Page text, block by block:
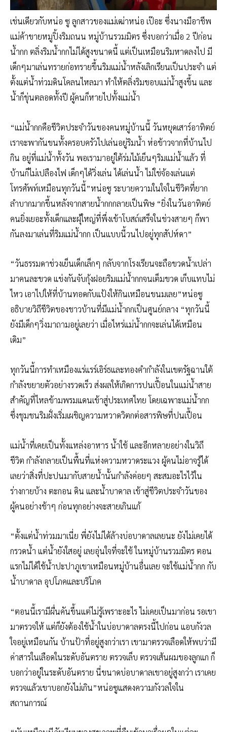
เช่นเดียวกับหน่อ ซู ลูกสาวของแม่เฒ่าหน่อ เป๊อะ ซึ่งนางมีอาชีพ
แม่ค้าขายหมูปิ้งริมถนน หมู่บ้านรวมมิตร ซึ่งบอกว่าเมื่อ 2 ปีก่อน
น้ำกก ตลิ่งริมน้ำกกไม่ได้สูงขนาดนี้ แต่เป็นเหมือนริมหาดลงไป มี
เด็กๆมาเล่นทรายก่อทรายขึ้นริมแม่น้ำหลังเลิกเรียนเป็นประจำ แต่
ตั้งแต่น้ำท่วมดินโคลนไหลมา ทำให้ตลิ่งริมขอบแม่น้ำสูงขึ้น และ
น้ำก็ขุ่นตลอดทั้งปี ผู้คนก็หายไปทั้งแม่น้ำ
“แม่น้ำกกคือชีวิตประจำวันของคนหมู่บ้านนี้ วันหยุดเสาร์อาทิตย์
เราจะพากันขนทั้งครอบครัวไปเล่นอยู่ริมน้ำ ห่อข้าวจากที่บ้านไป
กิน อยู่ที่แม่น้ำทั้งวัน พอเรามาอยู่ใต้ร่มไม้เย็นๆริมแม่น้ำแล้ว ที่
บ้านก็ไม่เปลืองไฟ เด็กๆได้วิ่งเล่น ได้เล่นน้ำ ไม่ใช่จ้องเล่นแต่
โทรศัพท์เหมือนทุกวันนี้”หน่อซู ระบายความในใจในชีวิตที่ยาก
ลำบากมากขึ้นหลังจากสายน้ำกกกลายเป็นพิษ “ยิ่งในวันอาทิตย์
คนยิ่งเยอะทั้งเด็กและผุ้ใหญ่ที่พึ่งเข้าโบสถ์เสร็จในช่วงสายๆ ก็พา
กันลงมาเล่นที่ริมแม่น้ำกก เป็นแบบนี้วนไปอยู่ทุกสัปห์ดา”
“วันธรรมดาช่วงเย็นเด็กเล็กๆ กลับจากโรงเรียนจะถือขวดน้ำเปล่า
มาคนละขวด แข่งกันจับกุ้งฝอยริมแม่น้ำกกจนเต็มขวด เก็บแทบไม่
ไหว เอาไปให้ที่บ้านทอดกับแป้งให้กินเหมือนขนมเลย”หน่อซู
อธิบายวิถีชีวิตของชาวบ้านที่มีแม่น้ำกกเป็นศูนย์กลาง “ทุกวันนี้
ยังมีเด็กๆวิ่งมาถามอยู่เลยว่า เมื่อไหร่แม่น้ำกกจะเล่นได้เหมือน
เดิม”
ทุกวันนี้การทำเหมืองแร่แรร์เอิร์ธและทองคำกำลังในเขตรัฐฉานใต้
กำลังขยายตัวอย่างรวดเร็ว ส่งผลให้เกิดการปนเปื้อนในแม่น้ำสาย
สำคัญที่ไหลข้ามพรมแดนเข้าสู่ประเทศไทย โดยเฉพาะแม่น้ำกก
ซึ่งชุมชนริมฝั่งเริ่มเผชิญความหวาดวิตกต่อสารพิษที่ปนเปื้อน
แม่น้ำที่เคยเป็นทั้งแหล่งอาหาร น้ำใช้ และอีกหลายอย่างในวิถี
ชีวิต กำลังกลายเป็นพื้นที่แห่งความหวาดระแวง ผู้คนไม่อาจรู้ได้
เลยว่าสิ่งที่ปะปนมากับสายน้ำนั้นกำลังค่อยๆ สะสมอะไรไว้ใน
ร่างกายบ้าง ตะกอน ดิน และน้ำบาดาล เข้าสู่ชีวิตประจำวันของ
ผู้คนอย่างช้าๆ ก่อนทุกอย่างจะสายเกินแก้
“ตั้งแต่น้ำท่วมมาเนี่ย พี่ยังไม่ได้ล้างบ่อบาดาลเลยนะ ยังไม่เคยได้
กรวดน้ำ แต่น้ำยังใสอยู่ เลยอุ่นใจที่จะใช้ ในหมู่บ้านรวมมิตร ตอน
แรกไม่ได้ใช้น้ำปะปาภูเขาเหมือนหมู่บ้านอื่นเลย จะใช้แม่น้ำกก กับ
น้ำบาดาล อุปโภคและบริโภค
“ตอนนี้เรามีผื่นคันขึ้นแต่ไม่รู้เพราะอะไร ไม่เคยเป็นมาก่อน รอเขา
มาตรวจให้ แต่ก็ยังต้องใช้น้ำในบ่อบาดาลตรงนี้ไปก่อน แอบกังวล
ใจอยู่เหมือนกัน บ้านป้าที่อยู่สูงกว่าเรา เขามาตรวจเลือดให้พบว่ามี
ค่าสารในเลือดในระดับอันตราย ตรวจเล็บ ตรวจเส้นผมของลูกแก ก็
บอกว่าอยู่ในระดับอันตราย นี่ขนาดบ่อบาดาลเขาอยู่สูงกว่า เราเคย
ตรวจแล้วเขาบอกยังไม่เกิน”หน่อซูแสดงความกังวลใจใน
สถานการณ์